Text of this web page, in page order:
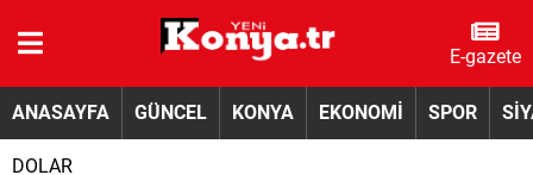
E-gazete
ANASAYFA GÜNCEL KONYA EKONOMİ SPOR
DOLAR